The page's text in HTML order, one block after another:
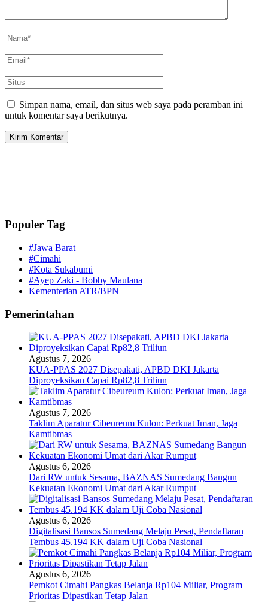
Simpan nama, email, dan situs web saya pada peramban ini
untuk komentar saya berikutnya.
Populer Tag
#Jawa Barat
#Cimahi
#Kota Sukabumi
#Ayep Zaki - Bobby Maulana
Kementerian ATR/BPN
Pemerintahan
Agustus 7, 2026
KUA-PPAS 2027 Disepakati, APBD DKI Jakarta
Diproyeksikan Capai Rp82,8 Triliun
Agustus 7, 2026
Taklim Aparatur Cibeureum Kulon: Perkuat Iman, Jaga
Kamtibmas
Agustus 6, 2026
Dari RW untuk Sesama, BAZNAS Sumedang Bangun
Kekuatan Ekonomi Umat dari Akar Rumput
Agustus 6, 2026
Digitalisasi Bansos Sumedang Melaju Pesat, Pendaftaran
Tembus 45.194 KK dalam Uji Coba Nasional
Agustus 6, 2026
Pemkot Cimahi Pangkas Belanja Rp104 Miliar, Program
Prioritas Dipastikan Tetap Jalan